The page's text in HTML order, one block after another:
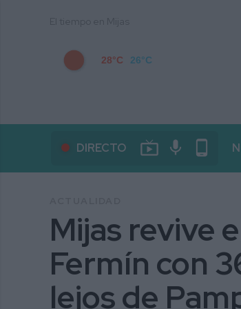
28°C 26°C
DIRECTO live_tv mic phone_android
Mijas revive
Fermín con
lejos de